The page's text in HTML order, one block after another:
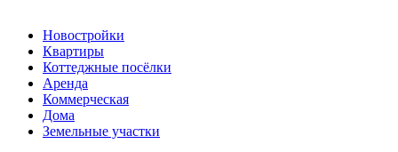
Новостройки
Квартиры
Коттеджные посёлки
Аренда
Коммерческая
Дома
Земельные участки